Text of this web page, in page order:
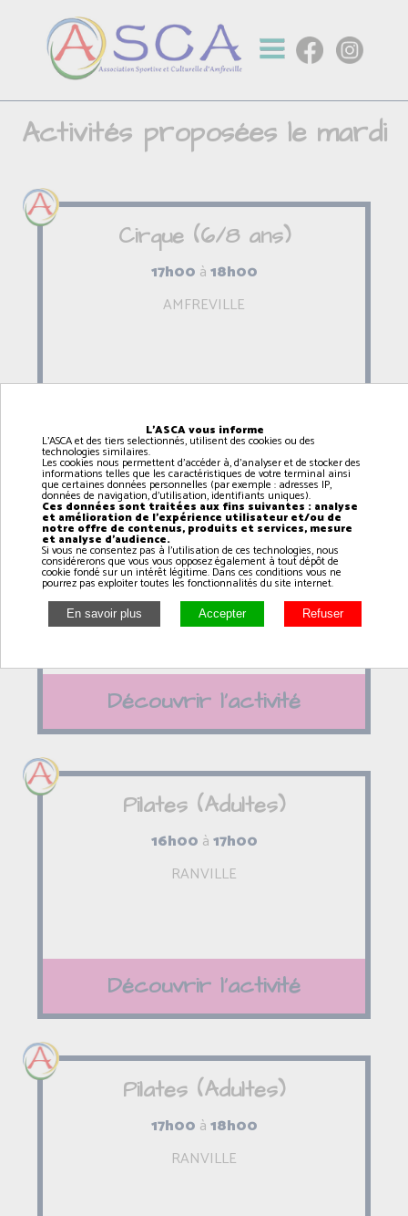
Activités proposées le mardi
Cirque (6/8 ans)
17h00 à18h00
AMFREVILLE
Découvrir l'activité
Cirque (9/12 ans)
18h00à19h00
AMFREVILLE
Découvrir l'activité
Pilates (Adultes)
16h00 à17h00
RANVILLE
Découvrir l'activité
Pilates (Adultes)
17h00 à18h00
RANVILLE
L'ASCA vous informe
L'ASCA et des tiers selectionnés, utilisent des cookies ou des
technologies similaires.
Les cookies nous permettent d'accéder à, d'analyser et de stocker des
informations telles que les caractéristiques de votre terminal ainsi
que certaines données personnelles (par exemple : adresses IP,
données de navigation, d'utilisation, identifiants uniques).
Ces données sont traitées aux fins suivantes : analyse
et amélioration de l'expérience utilisateur et/ou de
notre offre de contenus, produits et services, mesure
et analyse d'audience.
Si vous ne consentez pas à l'utilisation de ces technologies, nous
considérerons que vous vous opposez également à tout dépôt de
cookie fondé sur un intérêt légitime. Dans ces conditions vous ne
pourrez pas exploiter toutes les fonctionnalités du site internet.